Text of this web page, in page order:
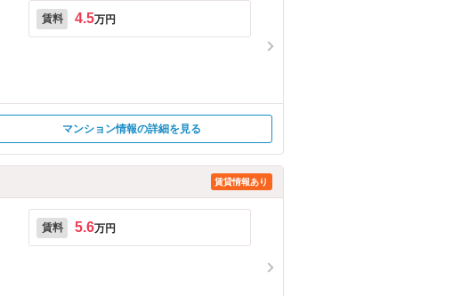
賃料 4.5万円
マンション情報の詳細を見る
賃貸情報あり
賃料 5.6万円